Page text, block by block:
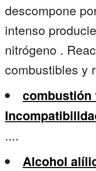
descompone
intenso
nitrógeno .
combustibles y
combustión
....
Alcohol